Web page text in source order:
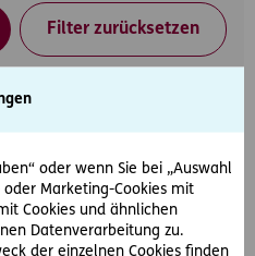
oder wenn Sie bei „Auswahl
Marketing-Cookies mit
Cookies und ähnlichen
Datenverarbeitung zu.
der einzelnen Cookies finden
Filter zurücksetzen
(m/w/d) in der Region